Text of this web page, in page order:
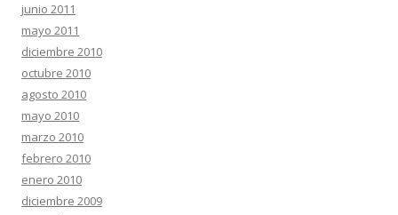
junio 2011
mayo 2011
diciembre 2010
octubre 2010
agosto 2010
mayo 2010
marzo 2010
febrero 2010
enero 2010
diciembre 2009